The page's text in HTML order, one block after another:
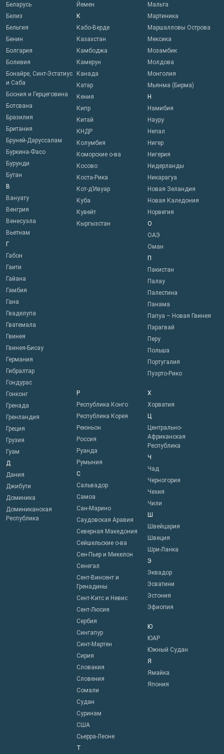
Беларусь
Белиз
Бельгия
Бенин
Болгария
Боливия
Бонайре, Синт-Эстатиус
и Саба
Босния и Герцеговина
Ботсвана
Бразилия
Британия
Бруней-Даруссалам
Буркина-Фасо
Бурунди
Бутан
В
Вануату
Венгрия
Венесуэла
Вьетнам
Г
Габон
Гаити
Гайана
Гамбия
Гана
Гваделупа
Гватемала
Гвинея
Гвинея-Бисау
Германия
Гибралтар
Гондурас
Гонконг
Гренада
Гренландия
Греция
Грузия
Гуам
Д
Дания
Джибути
Доминика
Доминиканская
Республика
Йемен
К
Кабо-Верде
Казахстан
Камбоджа
Камерун
Канада
Катар
Кения
Кипр
Китай
КНДР
Колумбия
Коморские о-ва
Косово
Коста-Рика
Кот-д’Ивуар
Куба
Кувейт
Кыргызстан
Мальта
Мартиника
Маршалловы Острова
Мексика
Мозамбик
Молдова
Монголия
Мьянма (Бирма)
Н
Намибия
Науру
Непал
Нигер
Нигерия
Нидерланды
Никарагуа
Новая Зеландия
Новая Каледония
Норвегия
О
ОАЭ
Оман
П
Пакистан
Палау
Палестина
Панама
Папуа – Новая Гвинея
Парагвай
Перу
Польша
Португалия
Пуэрто-Рико
Р
Республика Конго
Республика Корея
Реюньон
Россия
Руанда
Румыния
С
Сальвадор
Самоа
Сан-Марино
Саудовская Аравия
Северная Македония
Сейшельские о-ва
Сен-Пьер и Микелон
Сенегал
Сент-Винсент и
Гренадины
Сент-Китс и Невис
Сент-Люсия
Сербия
Сингапур
Синт-Мартен
Сирия
Словакия
Словения
Сомали
Судан
Суринам
США
Сьерра-Леоне
Т
Х
Хорватия
Ц
Центрально-
Африканская
Республика
Ч
Чад
Черногория
Чехия
Чили
Ш
Швейцария
Швеция
Шри-Ланка
Э
Эквадор
Эсватини
Эстония
Эфиопия
Ю
ЮАР
Южный Судан
Я
Ямайка
Япония